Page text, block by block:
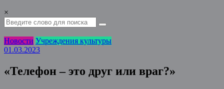
×
Новости Учреждения культуры
01.03.2023
«Телефон – это друг или враг?»